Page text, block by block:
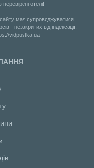
отелі!
сайту має супроводжуватися
- незакритих від індексації,
vidpustka.ua